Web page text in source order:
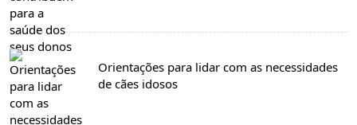
Orientações para lidar com as necessidades
de cães idosos